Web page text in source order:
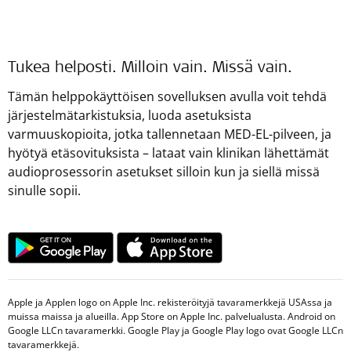
Tukea helposti. Milloin vain. Missä vain.
Tämän helppokäyttöisen sovelluksen avulla voit tehdä
järjestelmätarkistuksia, luoda asetuksista
varmuuskopioita, jotka tallennetaan MED-EL-pilveen, ja
hyötyä etäsovituksista – lataat vain klinikan lähettämät
audioprosessorin asetukset silloin kun ja siellä missä
sinulle sopii.
Apple ja Applen logo on Apple Inc. rekisteröityjä tavaramerkkejä USAssa ja
muissa maissa ja alueilla. App Store on Apple Inc. palvelualusta. Android on
Google LLCn tavaramerkki. Google Play ja Google Play logo ovat Google LLCn
tavaramerkkejä.